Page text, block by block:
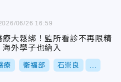
療大鬆綁！監所看診不再限精
外學子也納入
療 衛福部 石崇良
06/26 16:59